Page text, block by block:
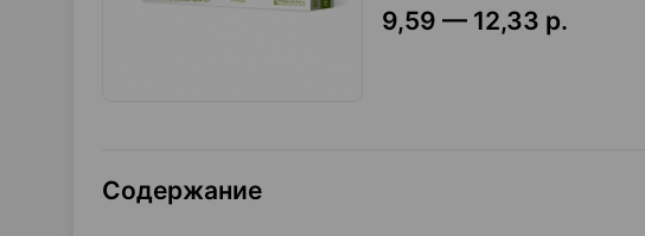
9,59 — 12,33 р.
Содержание